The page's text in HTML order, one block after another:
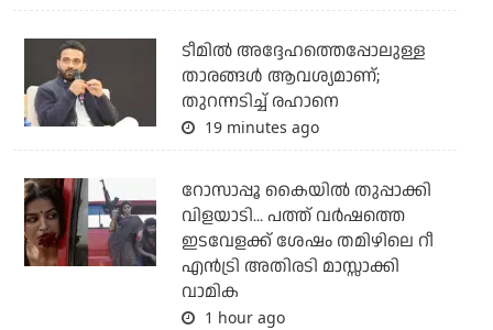
ടീമില്‍ അദ്ദേഹത്തെപ്പോലുള്ള
താരങ്ങള്‍ ആവശ്യമാണ്;
തുറന്നടിച്ച് രഹാനെ
19 minutes ago
റോസാപ്പൂ കൈയില്‍ തുപ്പാക്കി
വിളയാടി... പത്ത് വര്‍ഷത്തെ
ഇടവേളക്ക് ശേഷം തമിഴിലെ റീ
എന്‍ട്രി അതിരടി മാസ്സാക്കി
വാമിക
1 hour ago